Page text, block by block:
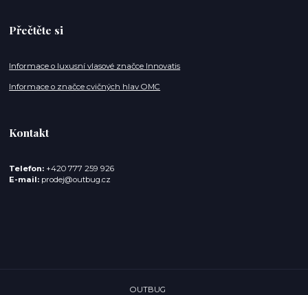
Přečtěte si
Informace o luxusní vlasové značce Innovatis
Informace o značce cvičných hlav OMC
Kontakt
Telefon: +420 777 259 926
E-mail: prodej@outbug.cz
OUTBUG